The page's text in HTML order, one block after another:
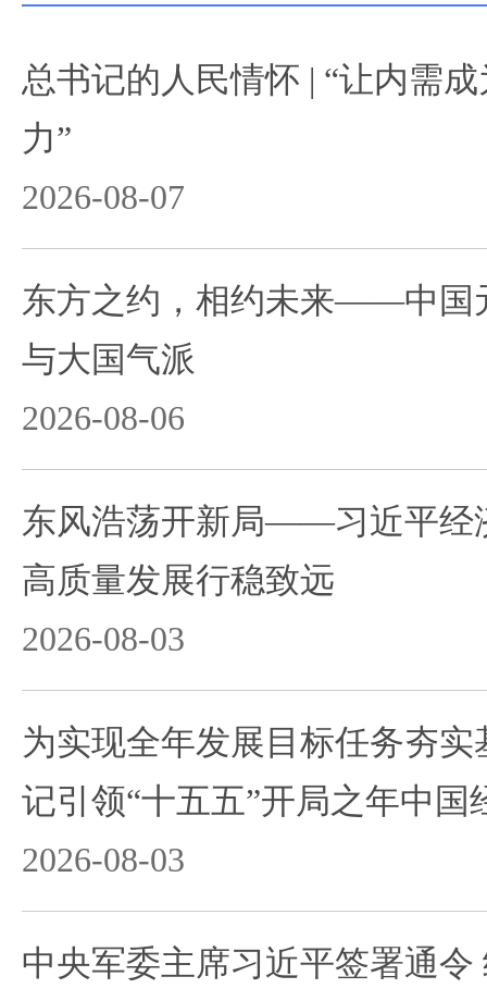
总书记的人民情怀 | “让内需
力”
2026-08-07
东方之约，相约未来——中国
与大国气派
2026-08-06
东风浩荡开新局——习近平经
高质量发展行稳致远
2026-08-03
为实现全年发展目标任务夯
记引领“十五五”开局之年中国
2026-08-03
中央军委主席习近平签署通令